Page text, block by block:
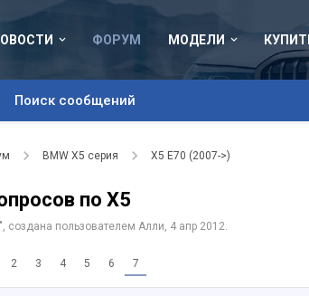
ФОРУМ
Поиск сообщений
МОДЕЛИ
BMW X5 серия X5 E70 (2007->)
по Х5
", создана пользователем Алли, 4 апр 2012.
2 3 4 5 6 7